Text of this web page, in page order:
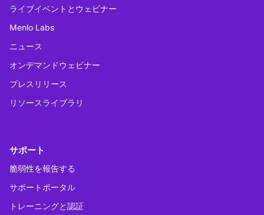
ライブイベントとウェビナー
Menlo Labs
ニュース
オンデマンドウェビナー
プレスリリース
リソースライブラリ
サポート
脆弱性を報告する
サポートポータル
トレーニングと認証